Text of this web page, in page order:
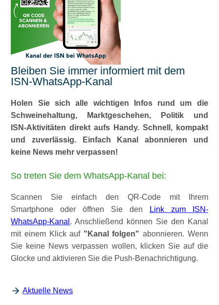
Bleiben Sie immer informiert mit dem
ISN-WhatsApp-Kanal
Holen Sie sich alle wichtigen Infos rund um die
Schweinehaltung, Marktgeschehen, Politik und
ISN‑Aktivitäten direkt aufs Handy. Schnell, kompakt
und zuverlässig. Einfach Kanal abonnieren und
keine News mehr verpassen!
So treten Sie dem WhatsApp‑Kanal bei:
Scannen Sie einfach den QR‑Code mit Ihrem
Smartphone oder öffnen Sie den
Link zum ISN-
WhatsApp-Kanal . Anschließend können Sie den Kanal
mit einem Klick auf
Kanal folgen
abonnieren. Wenn
Sie keine News verpassen wollen, klicken Sie auf die
Glocke und aktivieren Sie die Push-Benachrichtigung.
Aktuelle News